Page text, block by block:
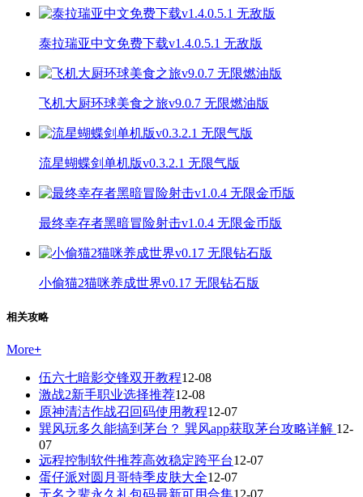
泰拉瑞亚中文免费下载v1.4.0.5.1 无敌版
飞机大厨环球美食之旅v9.0.7 无限燃油版
流星蝴蝶剑单机版v0.3.2.1 无限气版
最终幸存者黑暗冒险射击v1.0.4 无限金币版
小偷猫2猫咪养成世界v0.17 无限钻石版
相关攻略
More+
伍六七暗影交锋双开教程12-08
激战2新手职业选择推荐12-08
原神清洁作战召回码使用教程12-07
巽风玩多久能搞到茅台？ 巽风app获取茅台攻略详解 12-
07
远程控制软件推荐高效稳定跨平台12-07
蛋仔派对圆月哥特季皮肤大全12-07
无名之辈永久礼包码最新可用合集12-07